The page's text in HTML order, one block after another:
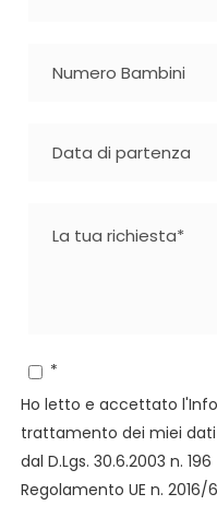
*
Ho letto e accettato
trattamento dei miei
dal D.Lgs. 30.6.2003 n.
Regolamento UE n. 2016/